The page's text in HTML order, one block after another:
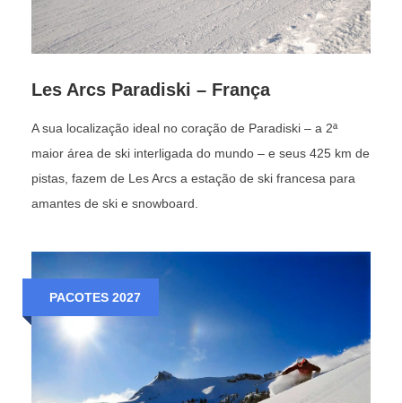
37%
AVANÇADO
Les Arcs Paradiski – França
A sua localização ideal no coração de Paradiski – a 2ª
maior área de ski interligada do mundo – e seus 425 km de
pistas, fazem de Les Arcs a estação de ski francesa para
amantes de ski e snowboard.
PACOTES 2027